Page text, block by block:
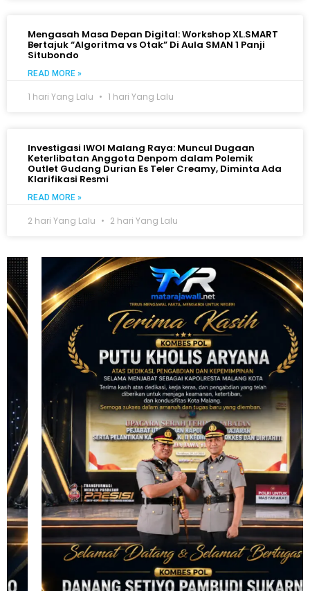
Mengasah Masa Depan Digital: Workshop XL.SMART
Bertajuk “Algoritma vs Otak” Di Aula SMAN 1 Panji
Situbondo
READ MORE »
1 hari Yang Lalu 1 hari Yang Lalu
Investigasi IWOI Malang Raya: Muncul Dugaan
Keterlibatan Anggota Denpom dalam Polemik
Outlet Gudang Durian Es Teler Creamy, Diminta Ada
Klarifikasi Resmi
READ MORE »
2 hari Yang Lalu 2 hari Yang Lalu